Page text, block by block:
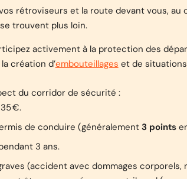
rétroviseurs et la route devant vous, au
trouvent plus loin.
activement à la protection des
création d’embouteillages et de
du corridor de sécurité :
€.
de conduire (généralement 3 points
3 ans.
(accident avec dommages corporels,